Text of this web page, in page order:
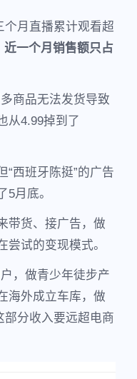
个月直播累计观看超
近一个月销售额只占
商品无法发货导致
从4.99掉到了
“西班牙陈挺”的广告
月底。
带货、接广告，做
尝试的变现模式。
，做青少年徒步产
海外成立车库，做
部分收入要远超电商